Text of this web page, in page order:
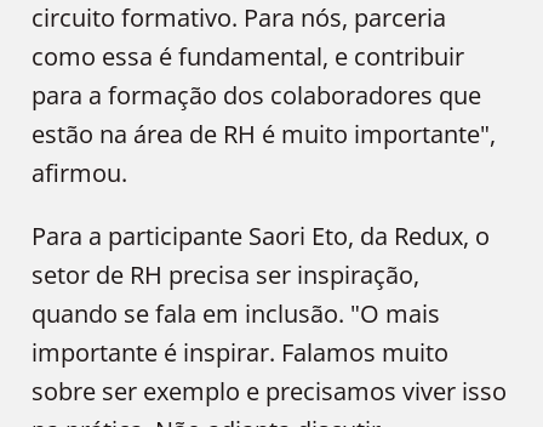
circuito formativo. Para nós, parceria
como essa é fundamental, e contribuir
para a formação dos colaboradores que
estão na área de RH é muito importante",
afirmou.
Para a participante Saori Eto, da Redux, o
setor de RH precisa ser inspiração,
quando se fala em inclusão. "O mais
importante é inspirar. Falamos muito
sobre ser exemplo e precisamos viver isso